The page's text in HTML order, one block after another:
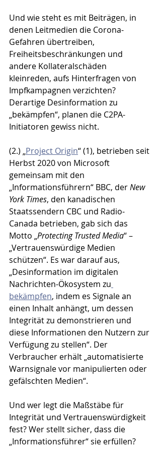
Und wie steht es mit Beiträgen, in
denen Leitmedien die Corona-
Gefahren übertreiben,
Freiheitsbeschränkungen und
andere Kollateralschäden
kleinreden, aufs Hinterfragen von
Impfkampagnen verzichten?
Derartige Desinformation zu
„bekämpfen“, planen die C2PA-
Initiatoren gewiss nicht.
(2.) „Project Origin“ (1), betrieben seit
Herbst 2020 von Microsoft
gemeinsam mit den
„Informationsführern“ BBC, der New
York Times, den kanadischen
Staatssendern CBC und Radio-
Canada betrieben, gab sich das
Motto „Protecting Trusted Media“ –
„Vertrauenswürdige Medien
schützen“. Es war darauf aus,
„Desinformation im digitalen
Nachrichten-Ökosystem zu
bekämpfen, indem es Signale an
einen Inhalt anhängt, um dessen
Integrität zu demonstrieren und
diese Informationen den Nutzern zur
Verfügung zu stellen“. Der
Verbraucher erhält „automatisierte
Warnsignale vor manipulierten oder
gefälschten Medien“.
Und wer legt die Maßstäbe für
Integrität und Vertrauenswürdigkeit
fest? Wer stellt sicher, dass die
„Informationsführer“ sie erfüllen?